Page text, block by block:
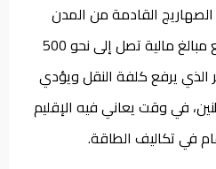
القادمة من المدن
العراقية الأخرى تُجبر على دفع مبالغ مالية تصل إلى نحو 500
الذي يرفع كلفة النقل ويؤدي
في وقت يعاني فيه الإقليم
في تكاليف الطاقة.